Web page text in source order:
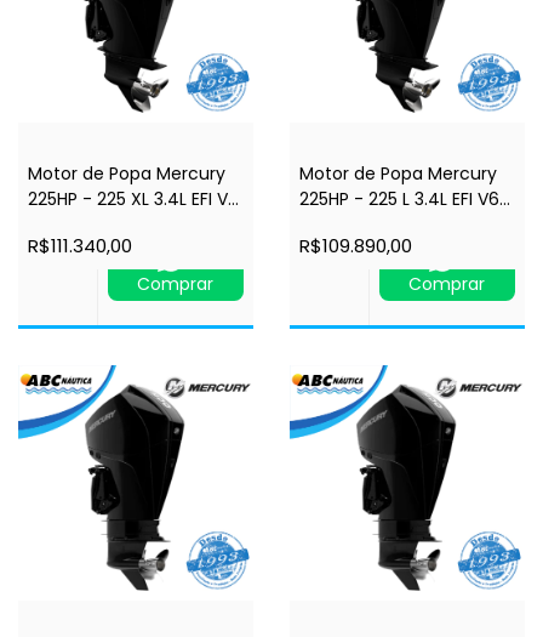
Motor de Popa Mercury
225HP - 225 XL 3.4L EFI V6
Distância - Power Trim -
Rabeta 25" - 4 tempos
R$111.340,00
Comprar
Motor de Popa Mercury
225HP - 225 L 3.4L EFI V6
Distância - Power Trim -
Rabeta 20" - 4 tempos
R$109.890,00
Comprar